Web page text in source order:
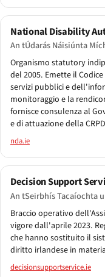
National Disability
An tÚdarás Náisiúnta
Organismo statutory
del 2005. Emette il
servizi pubblici e
monitoraggio e la
fornisce consulenza al
e di attuazione della
nda.ie
Decision Support
An tSeirbhís Tacaíochta
Braccio operativo
vigore dall'aprile 2023.
che hanno sostituito il
diritto irlandese in
decisionsupportservice.ie